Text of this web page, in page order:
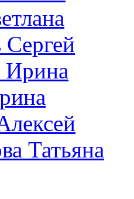
Сергей
Ирина
Татьяна